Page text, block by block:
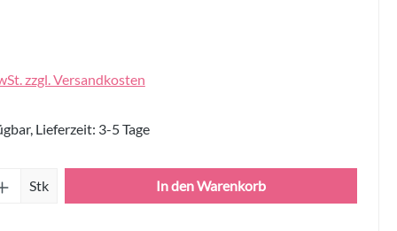
zzgl. Versandkosten
Lieferzeit: 3-5 Tage
Gib den gewünschten Wert ein
Stk In den Warenkorb